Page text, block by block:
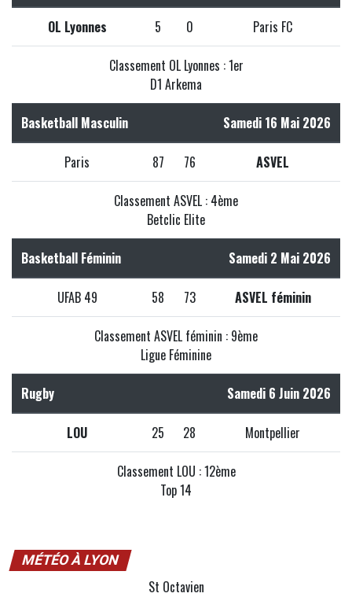
OL Lyonnes 5 0 Paris FC
Classement OL Lyonnes : 1er
D1 Arkema
Basketball Masculin Samedi 16 Mai 2026
Paris 87 76 ASVEL
Classement ASVEL : 4ème
Betclic Elite
Basketball Féminin Samedi 2 Mai 2026
UFAB 49 58 73 ASVEL féminin
Classement ASVEL féminin : 9ème
Ligue Féminine
Rugby Samedi 6 Juin 2026
LOU 25 28 Montpellier
Classement LOU : 12ème
Top 14
MÉTÉO À LYON
St Octavien